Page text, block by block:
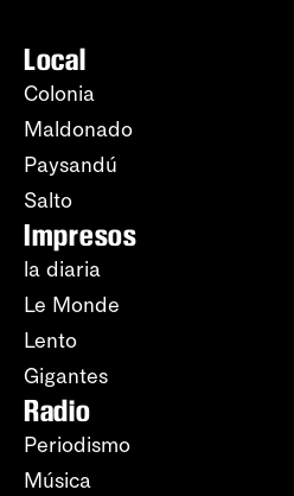
Local
Colonia
Maldonado
Paysandú
Salto
Impresos
la diaria
Le Monde
Lento
Gigantes
Radio
Periodismo
Música